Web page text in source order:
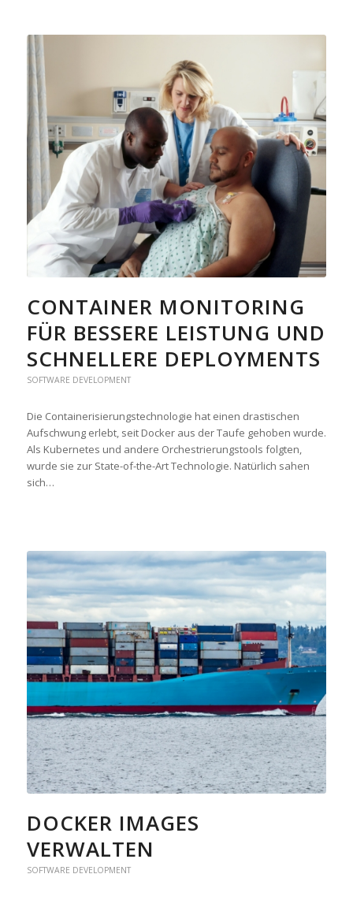
CONTAINER MONITORING
FÜR BESSERE LEISTUNG UND
SCHNELLERE DEPLOYMENTS
SOFTWARE DEVELOPMENT
Die Containerisierungstechnologie hat einen drastischen
Aufschwung erlebt, seit Docker aus der Taufe gehoben wurde.
Als Kubernetes und andere Orchestrierungstools folgten,
wurde sie zur State-of-the-Art Technologie. Natürlich sahen
sich…
DOCKER IMAGES
VERWALTEN
SOFTWARE DEVELOPMENT